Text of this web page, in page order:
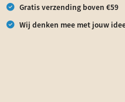
Gratis verzending boven €59
Wij denken mee met jouw